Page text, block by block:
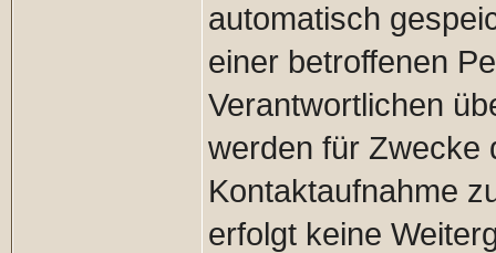
automatisch
einer betroffenen
Verantwortlichen
werden für Zwecke
Kontaktaufnahme
erfolgt keine